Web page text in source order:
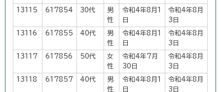
13115 617854 30代
男
性
令和4年8月1
日
令和4年8月
3日
13116 617855 40代
男
性
令和4年8月1
日
令和4年8月
3日
13117 617856 50代
女
性
令和4年7月
30日
令和4年8月
3日
13118 617857 40代
男
性
令和4年8月1
日
令和4年8月
3日